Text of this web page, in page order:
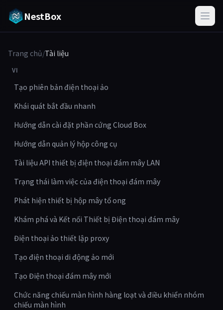
NestBox
Trang chủ/Tài liệu
VI
Tạo phiên bản điện thoại ảo
Khái quát bắt đầu nhanh
Hướng dẫn cài đặt phần cứng Cloud Box
Hướng dẫn quản lý hộp công cụ
Tài liệu API thiết bị điện thoại đám mây LAN
Trạng thái làm việc của điện thoại đám mây
Phát hiện thiết bị hộp mây tổ ong
Khám phá và Kết nối Thiết bị Điện thoại đám mây
Điện thoại ảo thiết lập proxy
Tạo điện thoại di động ảo mới
Tạo Điện thoại đám mây mới
Chức năng chiếu màn hình hàng loạt và điều khiển nhóm
chiếu màn hình